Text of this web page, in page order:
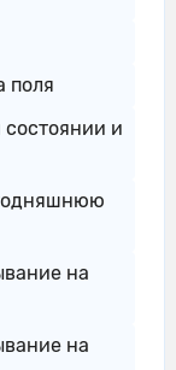
поля
состоянии и
на
на